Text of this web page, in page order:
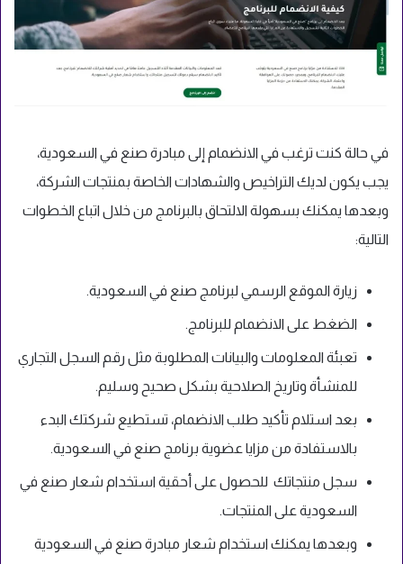
في حالة كنت ترغب في الانضمام إلى مبادرة صنع في السعودية،
يجب يكون لديك التراخيص والشهادات الخاصة بمنتجات الشركة،
وبعدها يمكنك بسهولة الالتحاق بالبرنامج من خلال اتباع الخطوات
التالية:
زيارة الموقع الرسمي لبرنامج صنع في السعودية.
الضغط على الانضمام للبرنامج.
تعبئة المعلومات والبيانات المطلوبة مثل رقم السجل التجاري
للمنشأة وتاريخ الصلاحية بشكل صحيح وسليم.
بعد استلام تأكيد طلب الانضمام، تستطيع شركتك البدء
بالاستفادة من مزايا عضوية برنامج صنع في السعودية.
سجل منتجاتك للحصول على أحقية استخدام شعار صنع في
السعودية على المنتجات.
وبعدها يمكنك استخدام شعار مبادرة صنع في السعودية